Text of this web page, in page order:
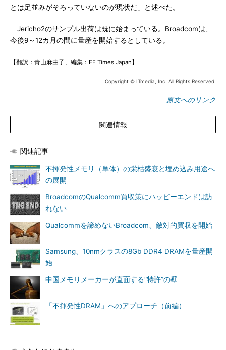
とは足並みがそろっていないのが現状だ」と述べた。
Jericho2のサンプル出荷は既に始まっている。Broadcomは、
今後9～12カ月の間に量産を開始するとしている。
【翻訳：青山麻由子、編集：EE Times Japan】
Copyright © ITmedia, Inc. All Rights Reserved.
原文へのリンク
関連情報
関連記事
不揮発性メモリ（単体）の栄枯盛衰と埋め込み用途へ
の展開
BroadcomのQualcomm買収策にハッピーエンドは訪
れない
Qualcommを諦めないBroadcom、敵対的買収を開始
Samsung、10nmクラスの8Gb DDR4 DRAMを量産開
始
中国メモリメーカーが直面する“特許”の壁
「不揮発性DRAM」へのアプローチ（前編）